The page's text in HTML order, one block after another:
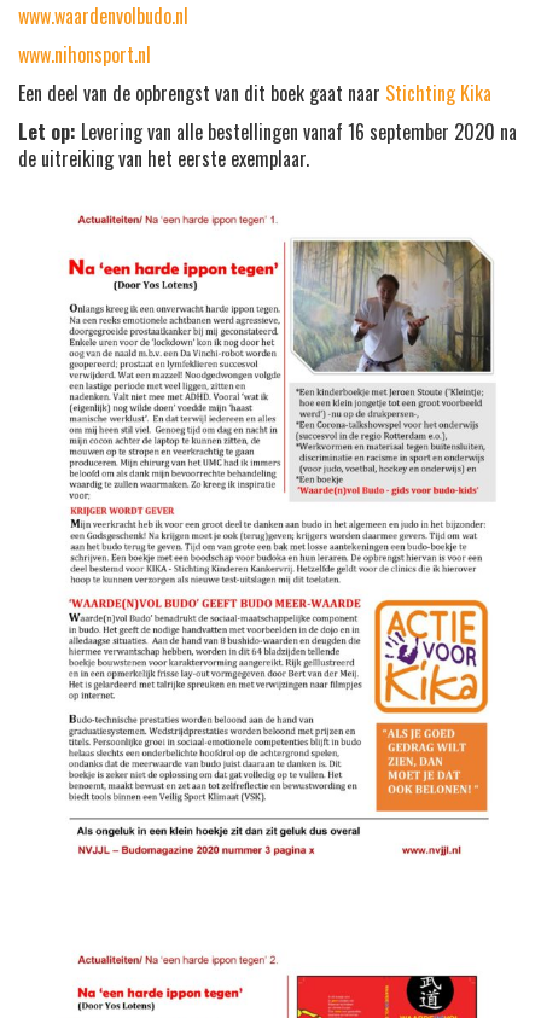
www.waardenvolbudo.nl
www.nihonsport.nl
Een deel van de opbrengst van dit boek gaat naar Stichting Kika
Let op: Levering van alle bestellingen vanaf 16 september 2020 na
de uitreiking van het eerste exemplaar.